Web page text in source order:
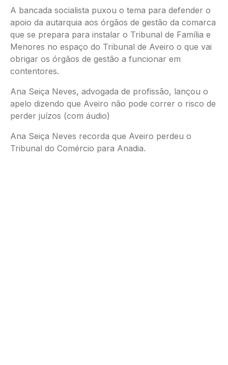
A bancada socialista puxou o tema para defender o
apoio da autarquia aos órgãos de gestão da comarca
que se prepara para instalar o Tribunal de Família e
Menores no espaço do Tribunal de Aveiro o que vai
obrigar os órgãos de gestão a funcionar em
contentores.
Ana Seiça Neves, advogada de profissão, lançou o
apelo dizendo que Aveiro não pode correr o risco de
perder juízos (com áudio)
Ana Seiça Neves recorda que Aveiro perdeu o
Tribunal do Comércio para Anadia.